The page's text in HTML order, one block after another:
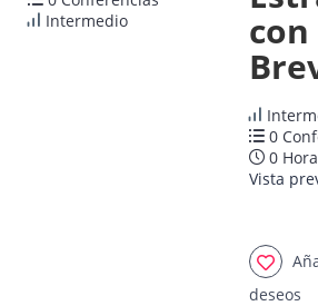
Intermedio
0
0
Vista
deseos